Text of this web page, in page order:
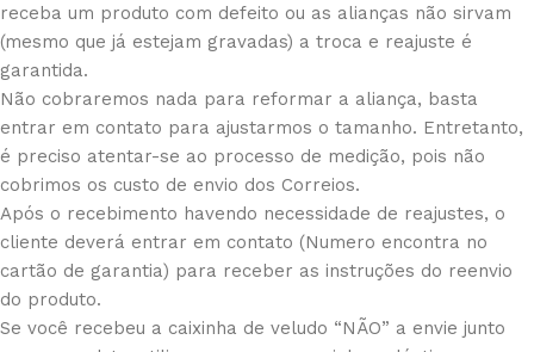
receba um produto com defeito ou as alianças não sirvam
(mesmo que já estejam gravadas) a troca e reajuste é
garantida.
Não cobraremos nada para reformar a aliança, basta
entrar em contato para ajustarmos o tamanho. Entretanto,
é preciso atentar-se ao processo de medição, pois não
cobrimos os custo de envio dos Correios.
Após o recebimento havendo necessidade de reajustes, o
cliente deverá entrar em contato (Numero encontra no
cartão de garantia) para receber as instruções do reenvio
do produto.
Se você recebeu a caixinha de veludo “NÃO” a envie junto